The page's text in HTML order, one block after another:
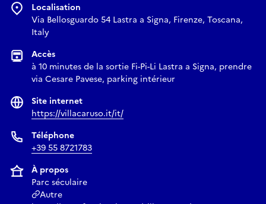
Localisation
Via Bellosguardo 54 Lastra a Signa, Firenze, Toscana,
Italy
Accès
à 10 minutes de la sortie Fi-Pi-Li Lastra a Signa, prendre
via Cesare Pavese, parking intérieur
Site internet
https://villacaruso.it/it/
Téléphone
+39 55 8721783
À propos
Parc séculaire
Autre